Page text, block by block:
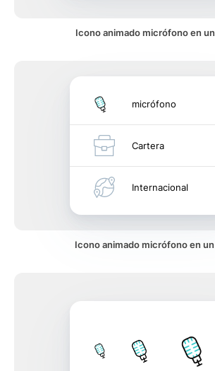
Icono animado micrófono en
micrófono
Cartera
Internacional
Icono animado micrófono en